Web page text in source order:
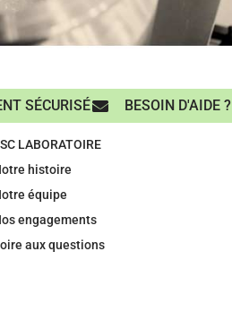
SÉCURISÉ BESOIN D'AIDE ?
LABORATOIRE
histoire
équipe
engagements
aux questions